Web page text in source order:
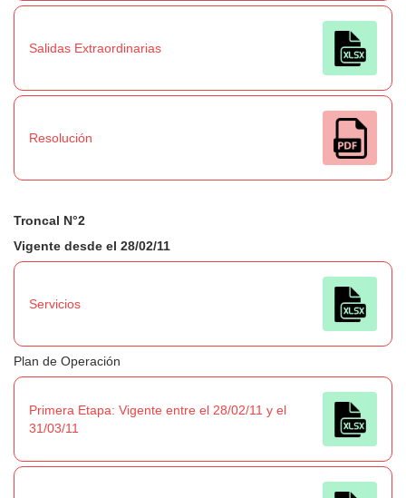
Salidas Extraordinarias
Resolución
Troncal N°2
Vigente desde el 28/02/11
Servicios
Plan de Operación
Primera Etapa: Vigente entre el 28/02/11 y el
31/03/11